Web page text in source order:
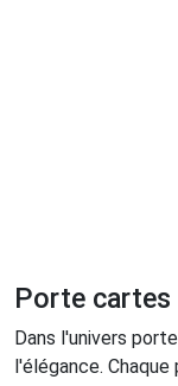
Porte cartes
Dans l'univers
l'élégance.